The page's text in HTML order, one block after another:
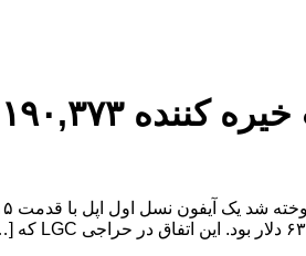
دلار فروخته شد